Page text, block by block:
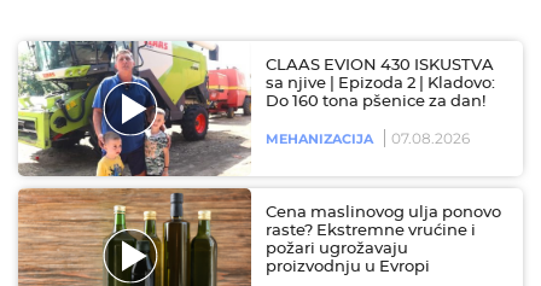
CLAAS EVION 430 ISKUSTVA
sa njive | Epizoda 2 | Kladovo:
Do 160 tona pšenice za dan!
MEHANIZACIJA 07.08.2026
Cena maslinovog ulja ponovo
raste? Ekstremne vrućine i
požari ugrožavaju
proizvodnju u Evropi